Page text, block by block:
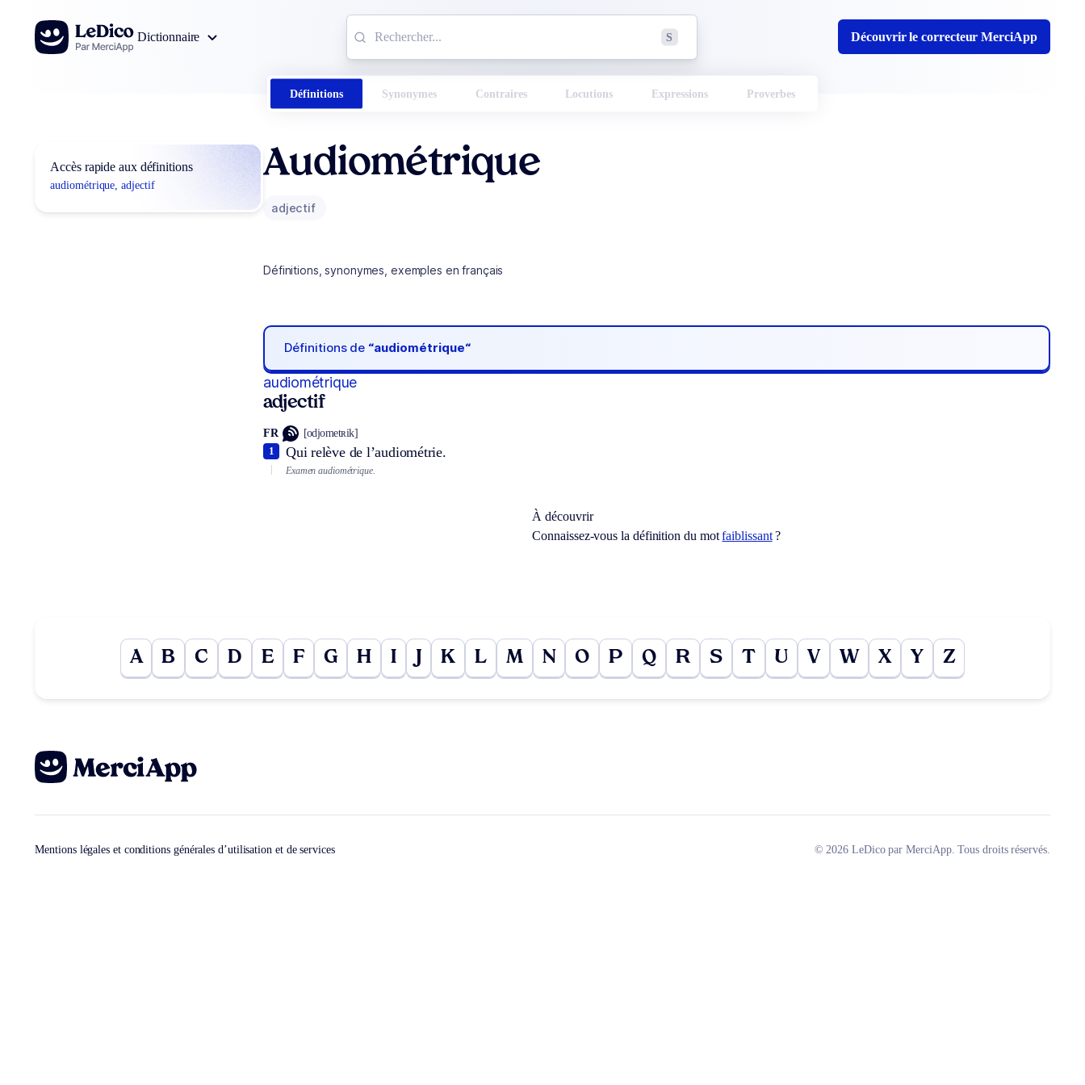
Aller au contenu
Dictionnaire
S Découvrir le correcteur MerciApp
Définitions Synonymes Contraires Locutions Expressions Proverbes
Accès rapide aux définitions
audiométrique, adjectif
Audiométrique
adjectif
Définitions, synonymes, exemples en français
Définitions de “audiométrique“
audiométrique
adjectif
FR [odjometʀik]
Qui relève de l’audiométrie.
1
Examen audiométrique.
À découvrir
Connaissez-vous la définition du motfaiblissant?
A B C D E F G H I J K L M N O P Q R S T U V W X Y Z
Mentions légales et conditions générales d’utilisation et de services © 2026 LeDico par MerciApp. Tous droits réservés.